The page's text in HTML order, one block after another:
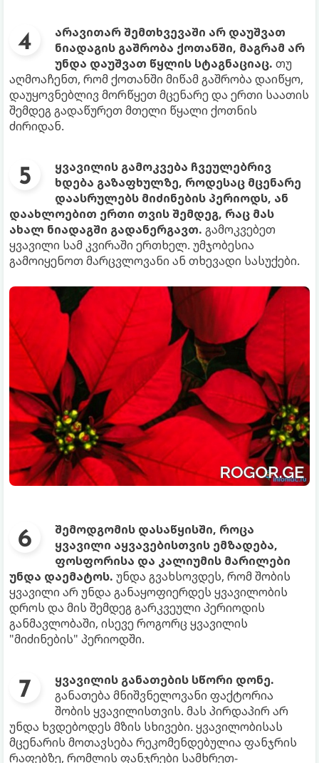
არავითარ შემთხვევაში არ დაუშვათ
ნიადაგის გაშრობა ქოთანში, მაგრამ არ
უნდა დაუშვათ წყლის სტაგნაციაც. თუ
აღმოაჩენთ, რომ ქოთანში მიწამ გაშრობა დაიწყო,
დაუყოვნებლივ მორწყეთ მცენარე და ერთი საათის
შემდეგ გადაწურეთ მთელი წყალი ქოთნის
ძირიდან.
ყვავილის გამოკვება ჩვეულებრივ
ხდება გაზაფხულზე, როდესაც მცენარე
დაასრულებს მიძინების პერიოდს, ან
დაახლოებით ერთი თვის შემდეგ, რაც მას
ახალ ნიადაგში გადანერგავთ. გამოკვებეთ
ყვავილი სამ კვირაში ერთხელ. უმჯობესია
გამოიყენოთ მარცვლოვანი ან თხევადი სასუქები.
შემოდგომის დასაწყისში, როცა
ყვავილი აყვავებისთვის ემზადება,
ფოსფორისა და კალიუმის მარილები
უნდა დაემატოს. უნდა გვახსოვდეს, რომ შობის
ყვავილი არ უნდა განაყოფიერდეს ყვავილობის
დროს და მის შემდეგ გარკვეული პერიოდის
განმავლობაში, ისევე როგორც ყვავილის
"მიძინების" პერიოდში.
ყვავილის განათების სწორი დონე.
განათება მნიშვნელოვანი ფაქტორია
შობის ყვავილისთვის. მას პირდაპირ არ
უნდა ხვდებოდეს მზის სხივები. ყვავილობისას
მცენარის მოთავსება რეკომენდებულია ფანჯრის
რაფებზე, რომლის ფანჯრები სამხრეთ-